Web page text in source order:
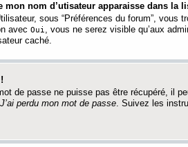
mon nom d’utisateur apparaisse dans la
sous “Préférences du forum”, vous
avec Oui , vous ne serez visible qu’aux
caché.
de passe ne puisse pas être récupéré, il
J’ai perdu mon mot de passe. Suivez les